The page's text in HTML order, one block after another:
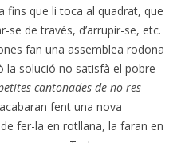
fins que li toca al quadrat, que
de través, d’arrupir-se, etc.
fan una assemblea rodona
la solució no satisfà el pobre
cantonades de no res
fent una nova
fer-la en rotllana, la faran en